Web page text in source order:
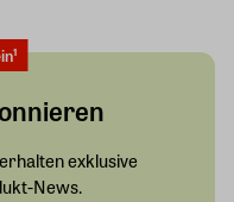
exklusive
News.